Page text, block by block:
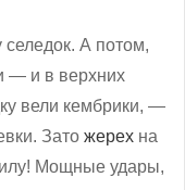
А потом,
— и в верхних
вели кембрики, —
Зато жерех на
Мощные удары,